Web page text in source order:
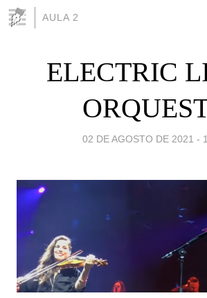
AULA 2
ELECTRIC
02 DE AGOSTO DE 2021 -